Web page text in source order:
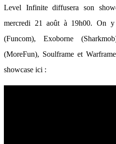
Level Infinite diffusera son
mercredi 21 août à 19h00. On
(Funcom), Exoborne
(MoreFun), Soulframe et
showcase ici :